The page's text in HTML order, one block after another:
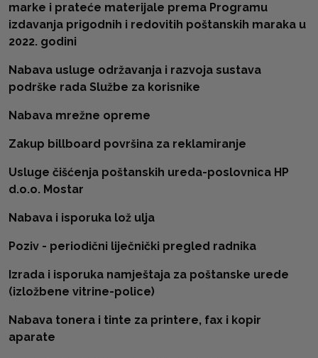
marke i prateće materijale prema Programu
izdavanja prigodnih i redovitih poštanskih maraka u
2022. godini
Nabava usluge održavanja i razvoja sustava
podrške rada Službe za korisnike
Nabava mrežne opreme
Zakup billboard površina za reklamiranje
Usluge čišćenja poštanskih ureda-poslovnica HP
d.o.o. Mostar
Nabava i isporuka lož ulja
Poziv - periodični liječnički pregled radnika
Izrada i isporuka namještaja za poštanske urede
(izložbene vitrine-police)
Nabava tonera i tinte za printere, fax i kopir
aparate